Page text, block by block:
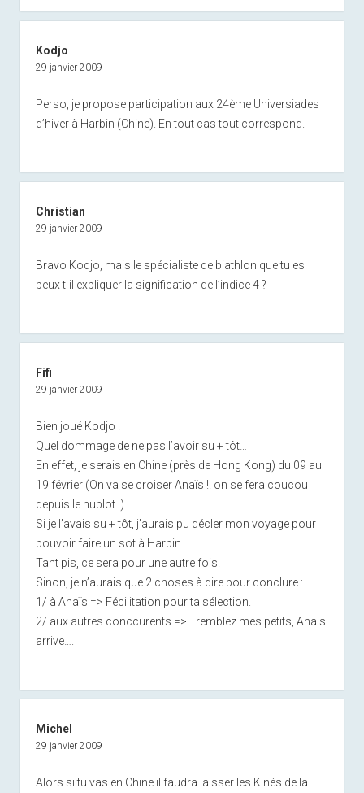
Kodjo
29 janvier 2009
Perso, je propose participation aux 24ème Universiades
d’hiver à Harbin (Chine). En tout cas tout correspond.
Christian
29 janvier 2009
Bravo Kodjo, mais le spécialiste de biathlon que tu es
peux t-il expliquer la signification de l’indice 4 ?
Fifi
29 janvier 2009
Bien joué Kodjo !
Quel dommage de ne pas l’avoir su + tôt…
En effet, je serais en Chine (près de Hong Kong) du 09 au
19 février (On va se croiser Anaïs !! on se fera coucou
depuis le hublot..).
Si je l’avais su + tôt, j’aurais pu décler mon voyage pour
pouvoir faire un sot à Harbin…
Tant pis, ce sera pour une autre fois.
Sinon, je n’aurais que 2 choses à dire pour conclure :
1/ à Anaïs => Fécilitation pour ta sélection.
2/ aux autres conccurents => Tremblez mes petits, Anaïs
arrive….
Michel
29 janvier 2009
Alors si tu vas en Chine il faudra laisser les Kinés de la